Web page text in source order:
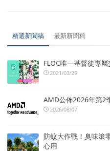
精選新聞稿 最新新聞稿
FLOC唯一基督徒專
2021/03/29
AMD公佈2026年第2
2026/08/07
防蚊大作戰！臭味滾
心用